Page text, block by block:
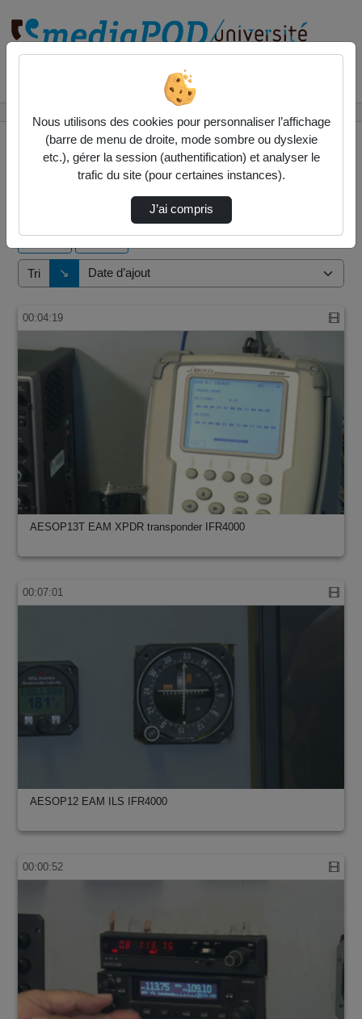
7 vidéos trouvées
Tri ↘
Direction de tri
00:04:19
AESOP13T EAM XPDR transponder IFR4000
00:07:01
AESOP12 EAM ILS IFR4000
00:00:52
Nous utilisons des cookies pour personnaliser l’affichage
(barre de menu de droite, mode sombre ou dyslexie
etc.), gérer la session (authentification) et analyser le
trafic du site (pour certaines instances).
J’ai compris